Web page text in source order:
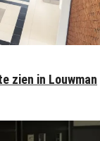
zien in Louwman